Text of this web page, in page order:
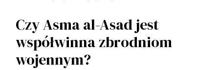
Czy Asma al-Asad jest
współwinna zbrodniom
wojennym?